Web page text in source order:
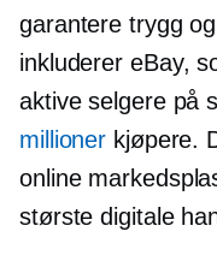
garantere trygg
inkluderer eBay,
aktive selgere på
millioner kjøpere.
online
største digitale